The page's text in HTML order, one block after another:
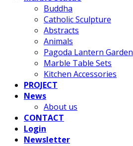
Buddha
Catholic Sculpture
Abstracts
Animals
Pagoda Lantern Garden
Marble Table Sets
Kitchen Accessories
PROJECT
News
About us
CONTACT
Login
Newsletter